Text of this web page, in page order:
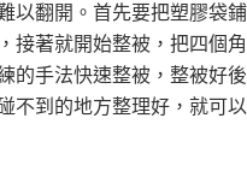
以翻開。⾸先要把塑膠袋鋪
接著就開始整被，把四個⾓
的⼿法快速整被，整被好後
不到的地⽅整理好，就可以